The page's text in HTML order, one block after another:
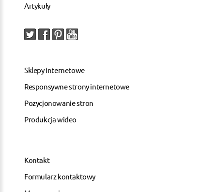
Artykuły
Sklepy internetowe
Responsywne strony internetowe
Pozycjonowanie stron
Produkcja wideo
Kontakt
Formularz kontaktowy